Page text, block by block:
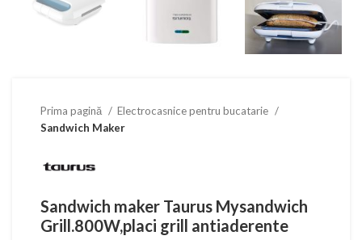
Prima pagină
Electrocasnice pentru bucatarie
Sandwich Maker
Sandwich maker Taurus Mysandwich
Grill.800W,placi grill antiaderente